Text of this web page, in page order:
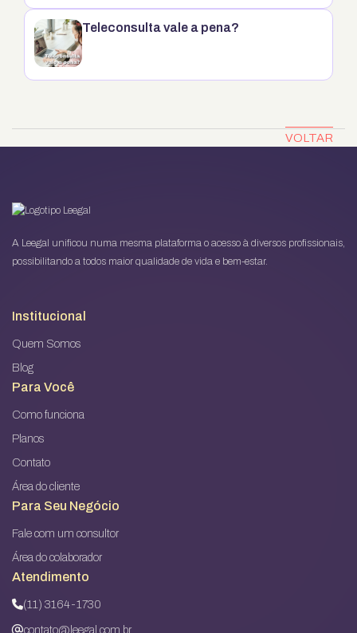
Teleconsulta vale a pena?
VOLTAR
A Leegal unificou numa mesma plataforma o acesso à diversos profissionais,
possibilitando a todos maior qualidade de vida e bem-estar.
Institucional
Quem Somos
Blog
Para Você
Como funciona
Planos
Contato
Área do cliente
Para Seu Negócio
Fale com um consultor
Área do colaborador
Atendimento
(11) 3164-1730
contato@leegal.com.br